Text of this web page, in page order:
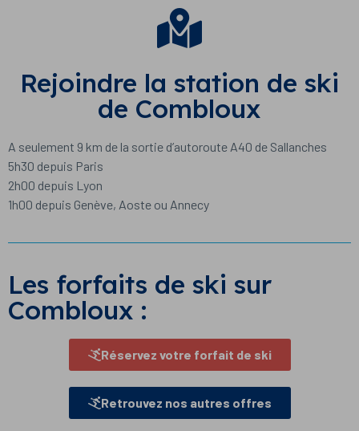
Rejoindre la station de ski
de Combloux
A seulement 9 km de la sortie d’autoroute A40 de Sallanches
5h30 depuis Paris
2h00 depuis Lyon
1h00 depuis Genève, Aoste ou Annecy
Les forfaits de ski sur
Combloux :
Réservez votre forfait de ski
Retrouvez nos autres offres